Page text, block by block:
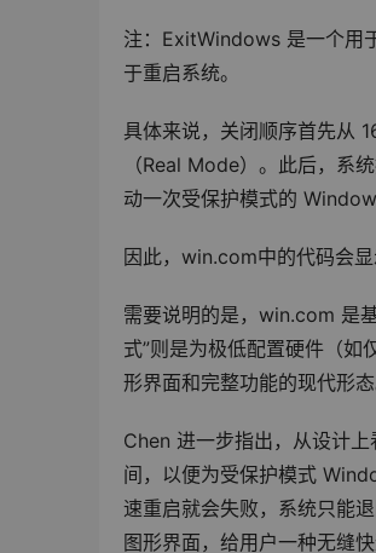
注：ExitWindows 是一个用
于重启系统。
具体来说，关闭顺序首先从
（Real Mode）。此后，系
动一次受保护模式的
因此，win.com中的代码会
需要说明的是，win.com 是
式”则是为极低配置硬件（如
形界面和完整功能的现代形态
Chen 进一步指出，从设计
间，以便为受保护模式
速重启就会失败，系统只能
图形界面，给用户一种无缝快